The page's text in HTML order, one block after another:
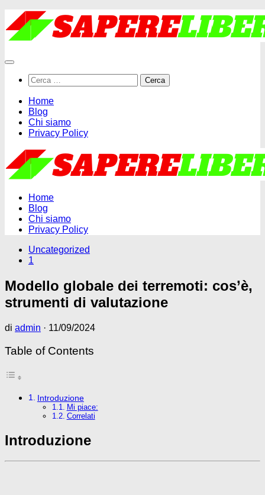
Salta
al
contenuto
Ricerca
per:
Home
Blog
Chi siamo
Privacy Policy
Home
Blog
Chi siamo
Privacy Policy
Uncategorized
1
Modello globale dei terremoti: cos’è,
strumenti di valutazione
di admin · 11/09/2024
Table of Contents
Introduzione
Mi piace:
Correlati
Introduzione